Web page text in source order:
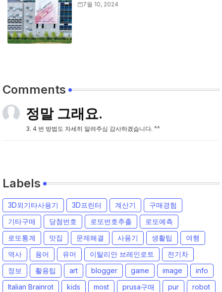
7월 10, 2024
Comments
정말 그래요.
3. 4 번 방법도 자세히 알려주심 감사하겠습니다. ^^
Labels
3D외기타사용기 3D프린터 계산기
구매경험
기타구매
당첨번호 로또번호추출
로또예측
로또통계
맛집 문제해결 사용기 생활팁
여행
역사
용어 유머 이탈리안 브레인로트
전기차
정보
활용팁 art blogger game image
info
Italian Brainrot
kids most prusa구매 pur
robot